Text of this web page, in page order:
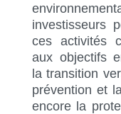
investisseurs
ces activités
aux objectifs
la transition
prévention et
encore la